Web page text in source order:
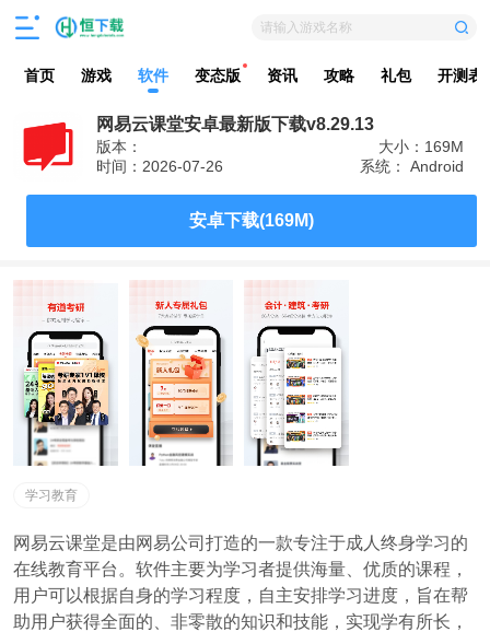
请输入游戏名称
首页 游戏 软件 变态版 资讯 攻略 礼包 开测表
网易云课堂安卓最新版下载v8.29.13
版本：
大小：169M
时间：2026-07-26
系统： Android
安卓下载(169M)
学习教育
网易云课堂是由网易公司打造的一款专注于成人终身学习的
在线教育平台。软件主要为学习者提供海量、优质的课程，
用户可以根据自身的学习程度，自主安排学习进度，旨在帮
助用户获得全面的、非零散的知识和技能，实现学有所长，